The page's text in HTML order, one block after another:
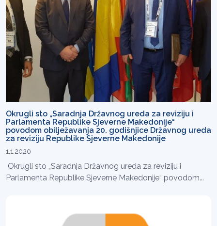
Okrugli sto „Saradnja Državnog ureda za reviziju i
Parlamenta Republike Sjeverne Makedonije“
povodom obilježavanja 20. godišnjice Državnog ureda
za reviziju Republike Sjeverne Makedonije
1.1.2020
Okrugli sto „Saradnja Državnog ureda za reviziju i
Parlamenta Republike Sjeverne Makedonije“ povodom...